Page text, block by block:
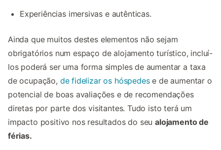
Experiências imersivas e autênticas.
Ainda que muitos destes elementos não sejam
obrigatórios num espaço de alojamento turístico, incluí-
los poderá ser uma forma simples de aumentar a taxa
de ocupação, de fidelizar os hóspedese de aumentar o
potencial de boas avaliações e de recomendações
diretas por parte dos visitantes. Tudo isto terá um
impacto positivo nos resultados do seualojamento de
férias.